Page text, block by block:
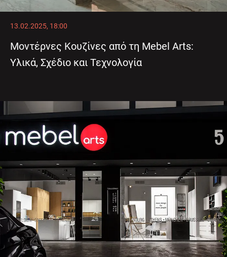
13.02.2025, 18:00
Μοντέρνες Κουζίνες από τη Mebel Arts:
Υλικά, Σχέδιο και Τεχνολογία